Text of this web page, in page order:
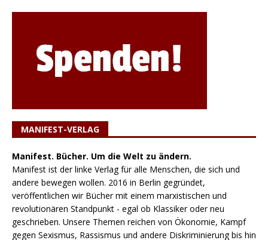
MANIFEST-VERLAG
Manifest. Bücher. Um die Welt zu ändern.
Manifest ist der linke Verlag für alle Menschen, die sich und
andere bewegen wollen. 2016 in Berlin gegründet,
veröffentlichen wir Bücher mit einem marxistischen und
revolutionären Standpunkt - egal ob Klassiker oder neu
geschrieben. Unsere Themen reichen von Ökonomie, Kampf
gegen Sexismus, Rassismus und andere Diskriminierung bis hin